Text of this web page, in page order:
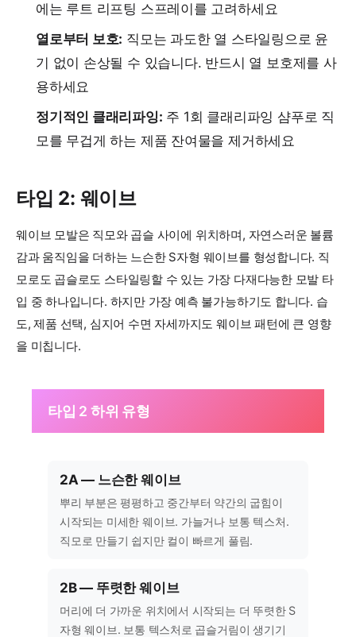
에는 루트 리프팅 스프레이를 고려하세요
열로부터 보호: 직모는 과도한 열 스타일링으로 윤
기 없이 손상될 수 있습니다. 반드시 열 보호제를 사
용하세요
정기적인 클래리파잉: 주 1회 클래리파잉 샴푸로 직
모를 무겁게 하는 제품 잔여물을 제거하세요
타입 2: 웨이브
웨이브 모발은 직모와 곱슬 사이에 위치하며, 자연스러운 볼륨
감과 움직임을 더하는 느슨한 S자형 웨이브를 형성합니다. 직
모로도 곱슬로도 스타일링할 수 있는 가장 다재다능한 모발 타
입 중 하나입니다. 하지만 가장 예측 불가능하기도 합니다. 습
도, 제품 선택, 심지어 수면 자세까지도 웨이브 패턴에 큰 영향
을 미칩니다.
타입 2 하위 유형
2A — 느슨한 웨이브
뿌리 부분은 평평하고 중간부터 약간의 굽힘이
시작되는 미세한 웨이브. 가늘거나 보통 텍스처.
직모로 만들기 쉽지만 컬이 빠르게 풀림.
2B — 뚜렷한 웨이브
머리에 더 가까운 위치에서 시작되는 더 뚜렷한 S
자형 웨이브. 보통 텍스처로 곱슬거림이 생기기